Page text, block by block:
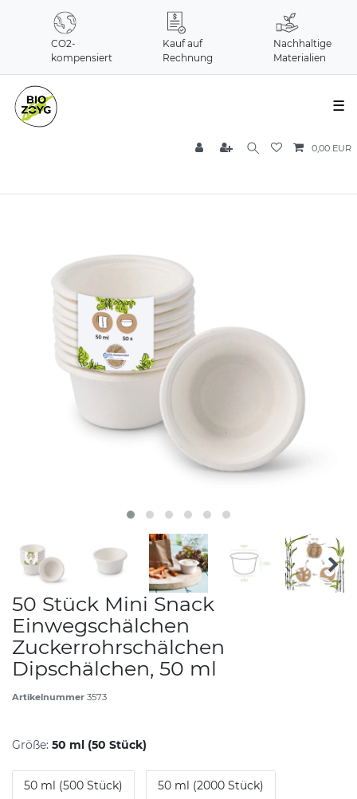
CO2-
kompensiert
Kauf auf
Rechnung
Nachhaltige
Materialien
☰
0,00 EUR
50 Stück Mini Snack
Einwegschälchen
Zuckerrohrschälchen
Dipschälchen, 50 ml
Artikelnummer 3573
Größe: 50 ml (50 Stück)
50 ml (500 Stück) 50 ml (2000 Stück)